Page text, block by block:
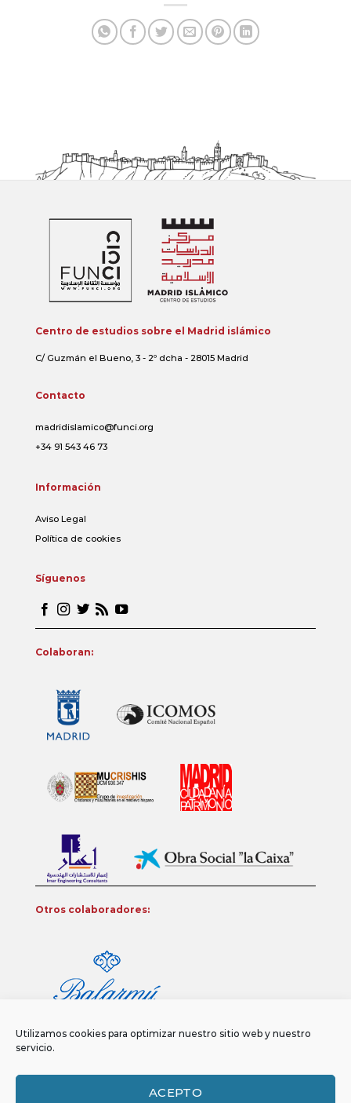
Utilizamos cookies para optimizar nuestro sitio web y nuestro
servicio.
ACEPTO
Centro de estudios sobre el Madrid islámico
C/ Guzmán el Bueno, 3 - 2º dcha - 28015 Madrid
Contacto
madridislamico@funci.org
+34 91 543 46 73
Información
Aviso Legal
Política de cookies
Síguenos
Colaboran:
Otros colaboradores: